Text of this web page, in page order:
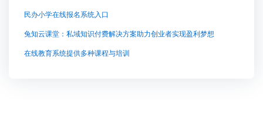
民办小学在线报名系统入口
兔知云课堂：私域知识付费解决方案助力创业者实现盈利梦想
在线教育系统提供多种课程与培训